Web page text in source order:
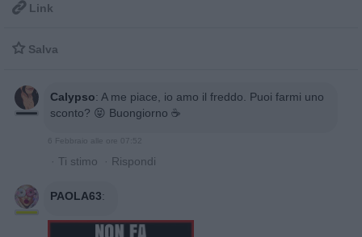
 Link
 Salva
Calypso: A me piace, io amo il freddo. Puoi farmi uno
sconto? 😝 Buongiorno ☕
6 Febbraio alle ore 07:52
· Ti stimo · Rispondi
PAOLA63: